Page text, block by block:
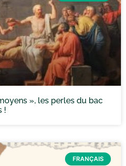
», les perles du bac
!
FRANÇAIS